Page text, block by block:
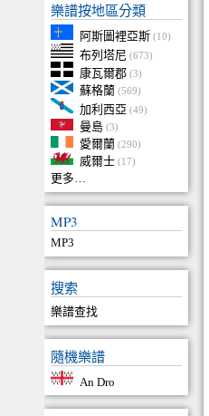
樂譜按地區分類
阿斯圖裡亞斯 (10)
布列塔尼 (673)
康瓦爾郡 (3)
蘇格蘭 (569)
加利西亞 (49)
曼島 (3)
愛爾蘭 (290)
威爾士 (17)
更多…
MP3
MP3
搜索
樂譜查找
隨機樂譜
An Dro